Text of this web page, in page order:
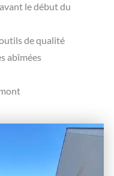
le début du
de qualité
abîmées